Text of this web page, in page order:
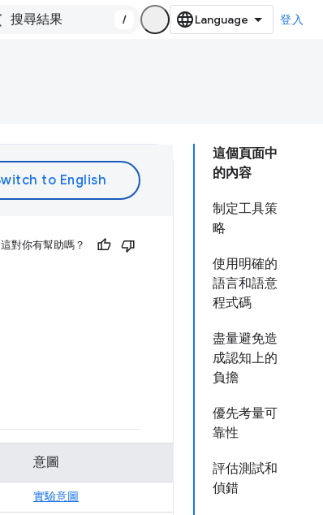
/ 登入
這個頁面中
的內容
制定工具策
略
使用明確的
語言和語意
程式碼
盡量避免造
成認知上的
負擔
優先考量可
靠性
評估測試和
偵錯
這對你有幫助嗎？
意圖
實驗意圖